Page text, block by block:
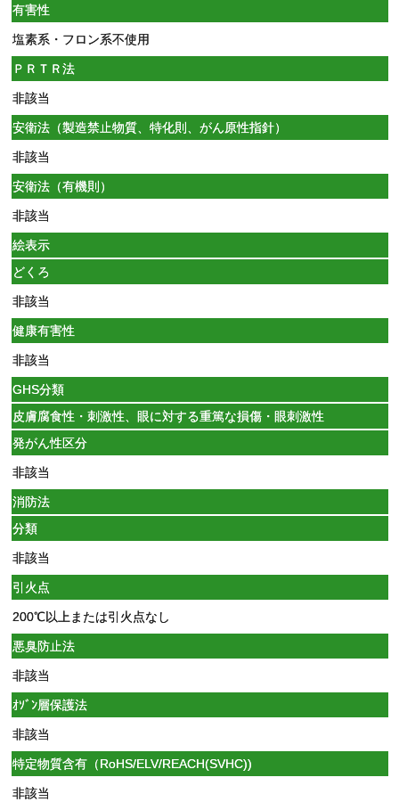
有害性
塩素系・フロン系不使用
ＰＲＴＲ法
非該当
安衛法（製造禁止物質、特化則、がん原性指針）
非該当
安衛法（有機則）
非該当
絵表示
どくろ
非該当
健康有害性
非該当
GHS分類
皮膚腐食性・刺激性、眼に対する重篤な損傷・眼刺激性
発がん性区分
非該当
消防法
分類
非該当
引火点
200℃以上または引火点なし
悪臭防止法
非該当
ｵｿﾞﾝ層保護法
非該当
特定物質含有（RoHS/ELV/REACH(SVHC))
非該当